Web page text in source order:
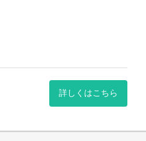
案や実行が可能なリーダーシッ
詳しくはこちら